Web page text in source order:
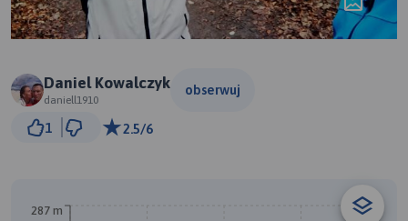
Daniel Kowalczyk
daniell1910
obserwuj
1 2.5/6
287 m